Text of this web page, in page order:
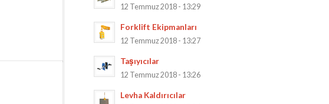
12 Temmuz 2018 - 13:29
Forklift Ekipmanları
12 Temmuz 2018 - 13:27
Taşıyıcılar
12 Temmuz 2018 - 13:26
Levha Kaldırıcılar